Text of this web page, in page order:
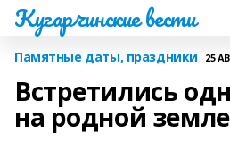
Кугарчинские вести
Памятные даты, праздники 25
Встретились
на родной земле